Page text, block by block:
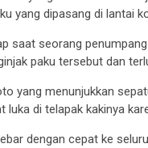
yang dipasang di lantai
saat seorang
paku tersebut dan
yang menunjukkan
luka di telapak kakinya
dengan cepat ke